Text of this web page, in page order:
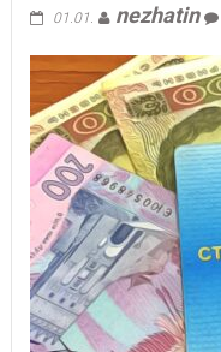
01.01. nezhatin